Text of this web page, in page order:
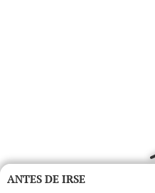
ANTES DE IRSE